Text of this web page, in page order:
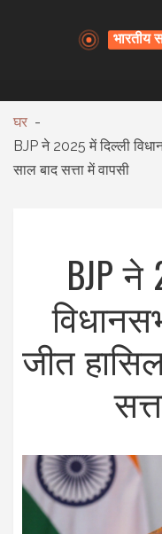
घर
BJP ने 2025 में दिल्ली
साल बाद सत्ता में वापसी
BJP ने
जीत